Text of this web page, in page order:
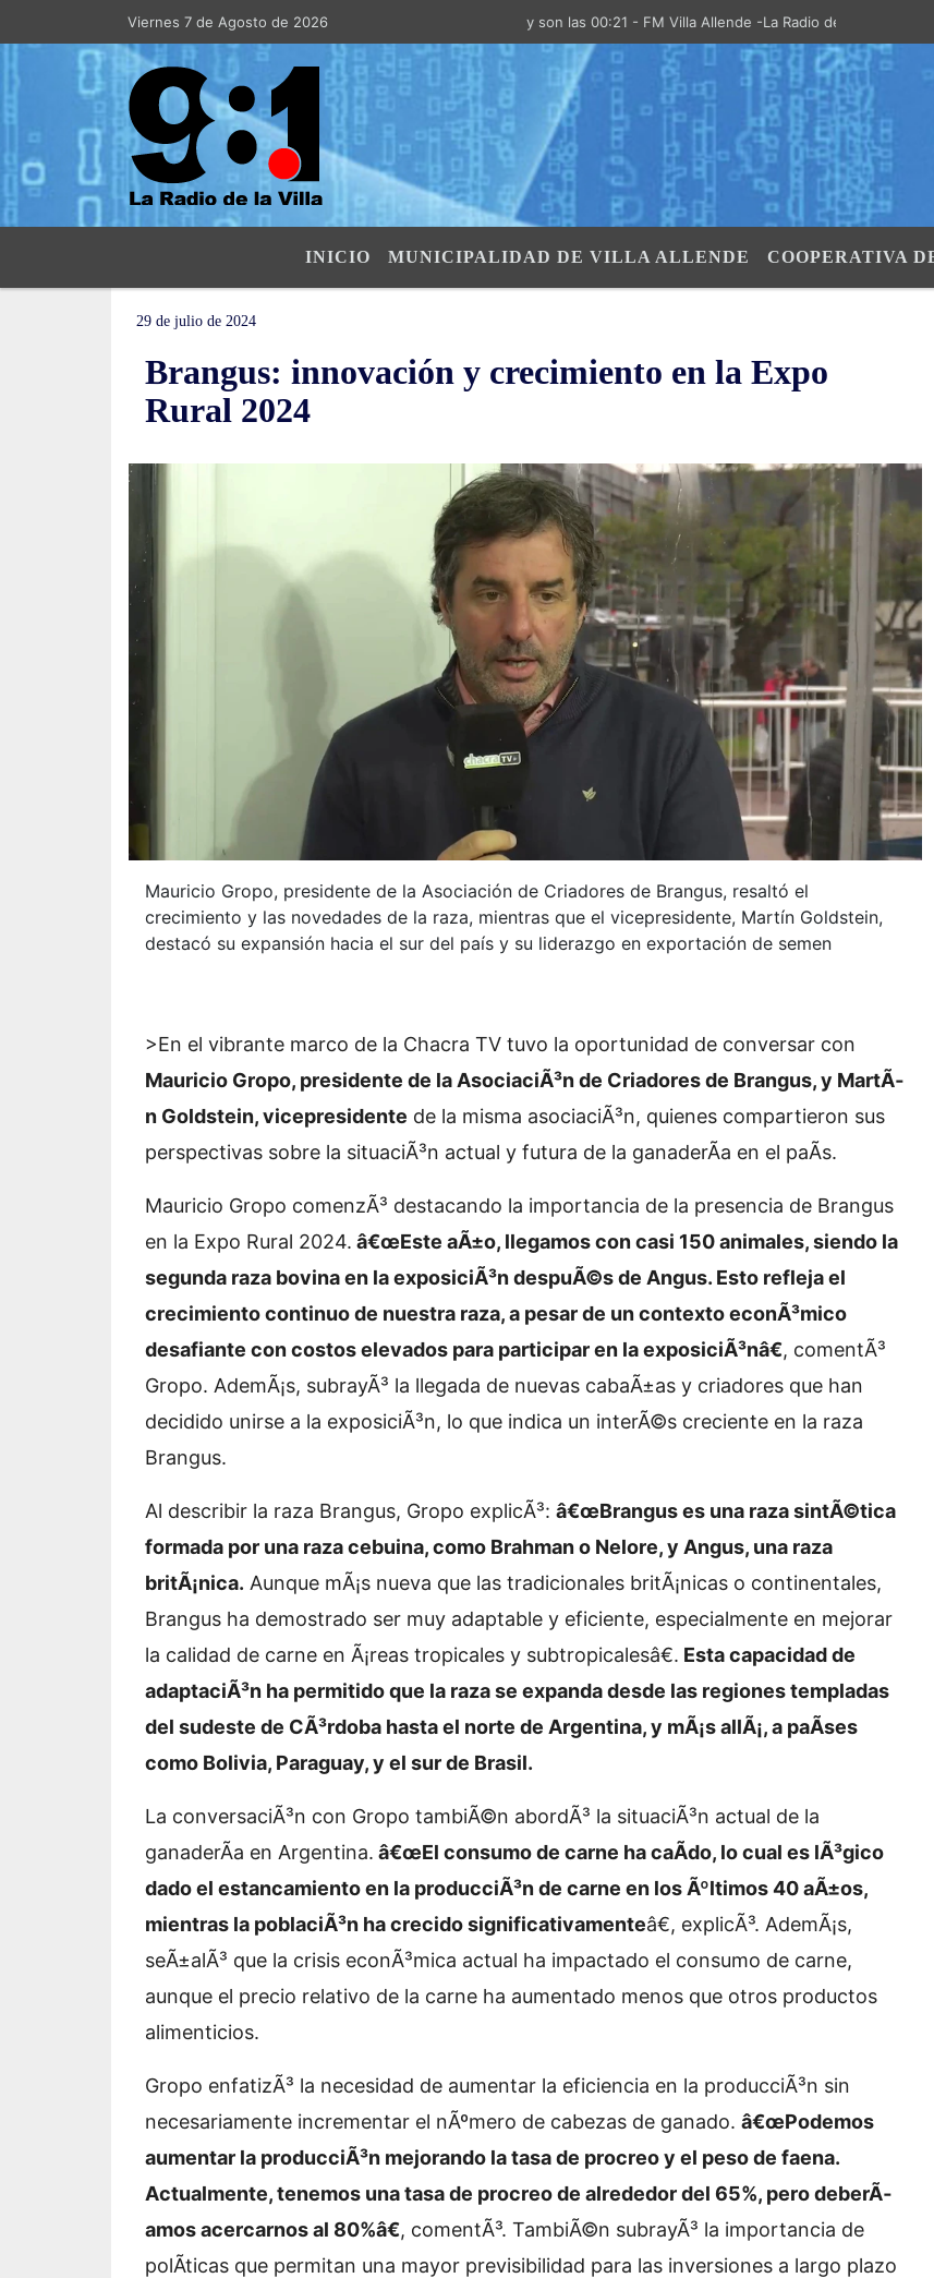
Viernes 7 de Agosto de 2026Hoy es Viernes 7 de Agosto de 2026 y son las 00:21 - FM Villa Allende -La Radio de la Villa- "El Aire
INICIO MUNICIPALIDAD DE VILLA ALLENDE COOPERATIVA
29 de julio de 2024
Brangus: innovación y crecimiento en la Expo
Rural 2024
Mauricio Gropo, presidente de la Asociación de Criadores de Brangus, resaltó el
crecimiento y las novedades de la raza, mientras que el vicepresidente, Martín Goldstein,
destacó su expansión hacia el sur del país y su liderazgo en exportación de semen
>En el vibrante marco de la Chacra TV tuvo la oportunidad de conversar con
Mauricio Gropo, presidente de la AsociaciÃ³n de Criadores de Brangus, y MartÃ­
n Goldstein, vicepresidente de la misma asociaciÃ³n, quienes compartieron sus
perspectivas sobre la situaciÃ³n actual y futura de la ganaderÃ­a en el paÃ­s.
Mauricio Gropo comenzÃ³ destacando la importancia de la presencia de Brangus
en la Expo Rural 2024. â€œEste aÃ±o, llegamos con casi 150 animales, siendo la
segunda raza bovina en la exposiciÃ³n despuÃ©s de Angus. Esto refleja el
crecimiento continuo de nuestra raza, a pesar de un contexto econÃ³mico
desafiante con costos elevados para participar en la exposiciÃ³nâ€, comentÃ³
Gropo. AdemÃ¡s, subrayÃ³ la llegada de nuevas cabaÃ±as y criadores que han
decidido unirse a la exposiciÃ³n, lo que indica un interÃ©s creciente en la raza
Brangus.
Al describir la raza Brangus, Gropo explicÃ³: â€œBrangus es una raza sintÃ©tica
formada por una raza cebuina, como Brahman o Nelore, y Angus, una raza
britÃ¡nica. Aunque mÃ¡s nueva que las tradicionales britÃ¡nicas o continentales,
Brangus ha demostrado ser muy adaptable y eficiente, especialmente en mejorar
la calidad de carne en Ã¡reas tropicales y subtropicalesâ€. Esta capacidad de
adaptaciÃ³n ha permitido que la raza se expanda desde las regiones templadas
del sudeste de CÃ³rdoba hasta el norte de Argentina, y mÃ¡s allÃ¡, a paÃ­ses
como Bolivia, Paraguay, y el sur de Brasil.
La conversaciÃ³n con Gropo tambiÃ©n abordÃ³ la situaciÃ³n actual de la
ganaderÃ­a en Argentina. â€œEl consumo de carne ha caÃ­do, lo cual es lÃ³gico
dado el estancamiento en la producciÃ³n de carne en los Ãºltimos 40 aÃ±os,
mientras la poblaciÃ³n ha crecido significativamenteâ€, explicÃ³. AdemÃ¡s,
seÃ±alÃ³ que la crisis econÃ³mica actual ha impactado el consumo de carne,
aunque el precio relativo de la carne ha aumentado menos que otros productos
alimenticios.
Gropo enfatizÃ³ la necesidad de aumentar la eficiencia en la producciÃ³n sin
necesariamente incrementar el nÃºmero de cabezas de ganado. â€œPodemos
aumentar la producciÃ³n mejorando la tasa de procreo y el peso de faena.
Actualmente, tenemos una tasa de procreo de alrededor del 65%, pero deberÃ­
amos acercarnos al 80%â€, comentÃ³. TambiÃ©n subrayÃ³ la importancia de
polÃ­ticas que permitan una mayor previsibilidad para las inversiones a largo plazo